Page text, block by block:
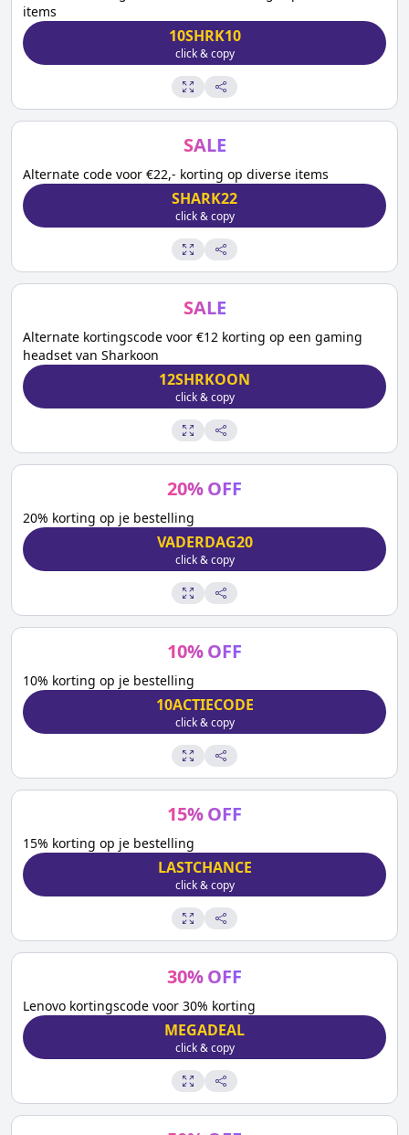
items
10SHRK10
click & copy
SALE
Alternate code voor €22,- korting op diverse items
SHARK22
click & copy
SALE
Alternate kortingscode voor €12 korting op een gaming
headset van Sharkoon
12SHRKOON
click & copy
20%OFF
20% korting op je bestelling
VADERDAG20
click & copy
10%OFF
10% korting op je bestelling
10ACTIECODE
click & copy
15%OFF
15% korting op je bestelling
LASTCHANCE
click & copy
30%OFF
Lenovo kortingscode voor 30% korting
MEGADEAL
click & copy